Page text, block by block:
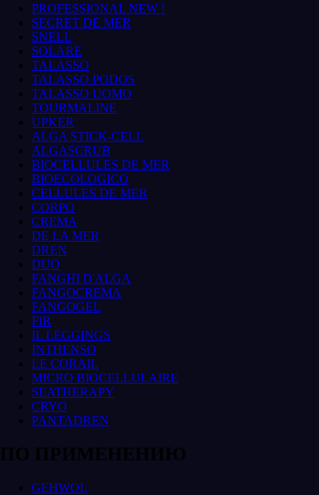
PROFESSIONAL NEW !
SECRET DE MER
SNELL
SOLARE
TALASSO
TALASSO PODOS
TALASSO UOMO
TOURMALINE
UPKER
ALGA STICK-CELL
ALGASCRUB
BIOCELLULES DE MER
BIOECOLOGICO
CELLULES DE MER
CORPO
CREMA
DE LA MER
DREN
DUO
FANGHI D'ALGA
FANGOCREMA
FANGOGEL
FIR
IL LEGGINGS
INTHENSO
LE CORAIL
MICRO BIOCELLULAIRE
SEATHERAPY
CRYO
PANTADREN
ПО ПРИМЕНЕНИЮ
GEHWOL